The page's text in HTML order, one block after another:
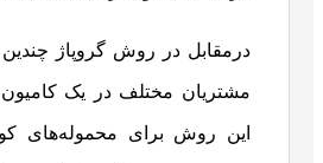
درمقابل در روش گروپاژ
مشتریان مختلف در یک
این روش برای محموله‌های